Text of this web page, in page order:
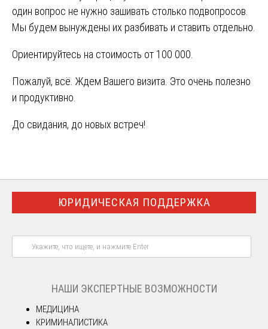
один вопрос не нужно зашивать столько подвопросов.
Мы будем вынуждены их разбивать и ставить отдельно.
Ориентируйтесь на стоимость от 100 000.
Пожалуй, всё. Ждем Вашего визита. Это очень полезно
и продуктивно.
До свидания, до новых встреч!
ЮРИДИЧЕСКАЯ ПОДДЕРЖКА
НАШИ ЭКСПЕРТНЫЕ ВОЗМОЖНОСТИ
МЕДИЦИНА
КРИМИНАЛИСТИКА